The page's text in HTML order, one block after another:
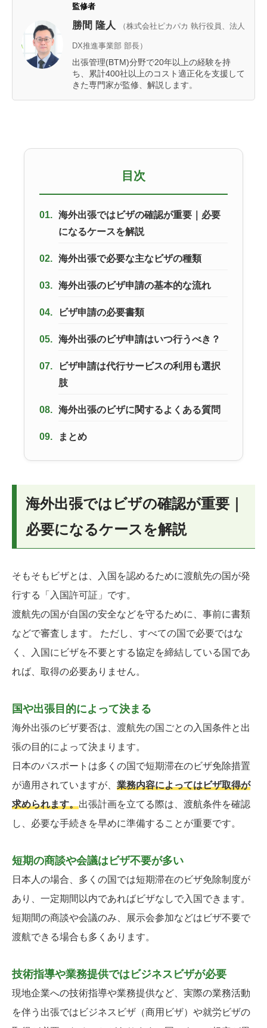
監修者
勝間 隆人 （株式会社ピカパカ 執行役員、法人
DX推進事業部 部長）
出張管理(BTM)分野で20年以上の経験を持
ち、累計400社以上のコスト適正化を支援して
きた専門家が監修、解説します。
目次
01.
海外出張ではビザの確認が重要｜必要
になるケースを解説
02. 海外出張で必要な主なビザの種類
03. 海外出張のビザ申請の基本的な流れ
04. ビザ申請の必要書類
05. 海外出張のビザ申請はいつ行うべき？
07.
ビザ申請は代行サービスの利用も選択
肢
08. 海外出張のビザに関するよくある質問
09. まとめ
海外出張ではビザの確認が重要｜
必要になるケースを解説
そもそもビザとは、入国を認めるために渡航先の国が発
行する「入国許可証」です。
渡航先の国が自国の安全などを守るために、事前に書類
などで審査します。 ただし、すべての国で必要ではな
く、入国にビザを不要とする協定を締結している国であ
れば、取得の必要ありません。
国や出張目的によって決まる
海外出張のビザ要否は、渡航先の国ごとの入国条件と出
張の目的によって決まります。
日本のパスポートは多くの国で短期滞在のビザ免除措置
が適用されていますが、 業務内容によってはビザ取得が
求められます。出張計画を立てる際は、渡航条件を確認
し、必要な手続きを早めに準備することが重要です。
短期の商談や会議はビザ不要が多い
日本人の場合、多くの国では短期滞在のビザ免除制度が
あり、一定期間以内であればビザなしで入国できます。
短期間の商談や会議のみ、展示会参加などはビザ不要で
渡航できる場合も多くあります。
技術指導や業務提供ではビジネスビザが必要
現地企業への技術指導や業務提供など、実際の業務活動
を伴う出張ではビジネスビザ（商用ビザ）や就労ビザの